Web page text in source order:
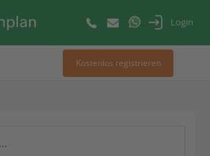
Login
Kostenlos registrieren